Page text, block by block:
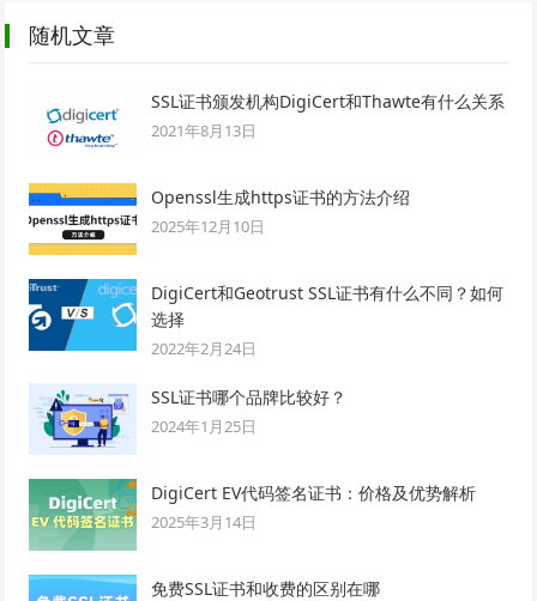
随机文章
SSL证书颁发机构DigiCert和Thawte有什么关系
2021年8月13日
Openssl生成https证书的方法介绍
2025年12月10日
DigiCert和Geotrust SSL证书有什么不同？如何
选择
2022年2月24日
SSL证书哪个品牌比较好？
2024年1月25日
DigiCert EV代码签名证书：价格及优势解析
2025年3月14日
免费SSL证书和收费的区别在哪